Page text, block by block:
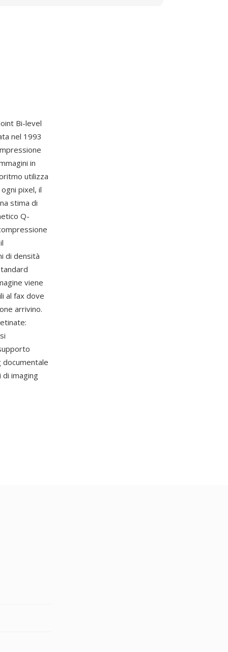
Bi-level
nel 1993
in
utilizza
pixel, il
stima di
Q-
di densità
viene
al fax dove
arrivino.
di imaging